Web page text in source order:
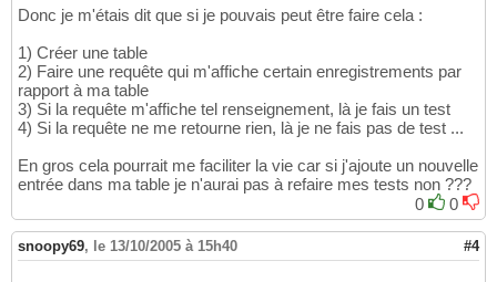
Donc je m'étais dit que si je pouvais peut être faire cela :
1) Créer une table
2) Faire une requête qui m'affiche certain enregistrements par
rapport à ma table
3) Si la requête m'affiche tel renseignement, là je fais un test
4) Si la requête ne me retourne rien, là je ne fais pas de test ...
En gros cela pourrait me faciliter la vie car si j'ajoute un nouvelle
entrée dans ma table je n'aurai pas à refaire mes tests non ???
0
0
snoopy69, le 13/10/2005 à 15h40 #4